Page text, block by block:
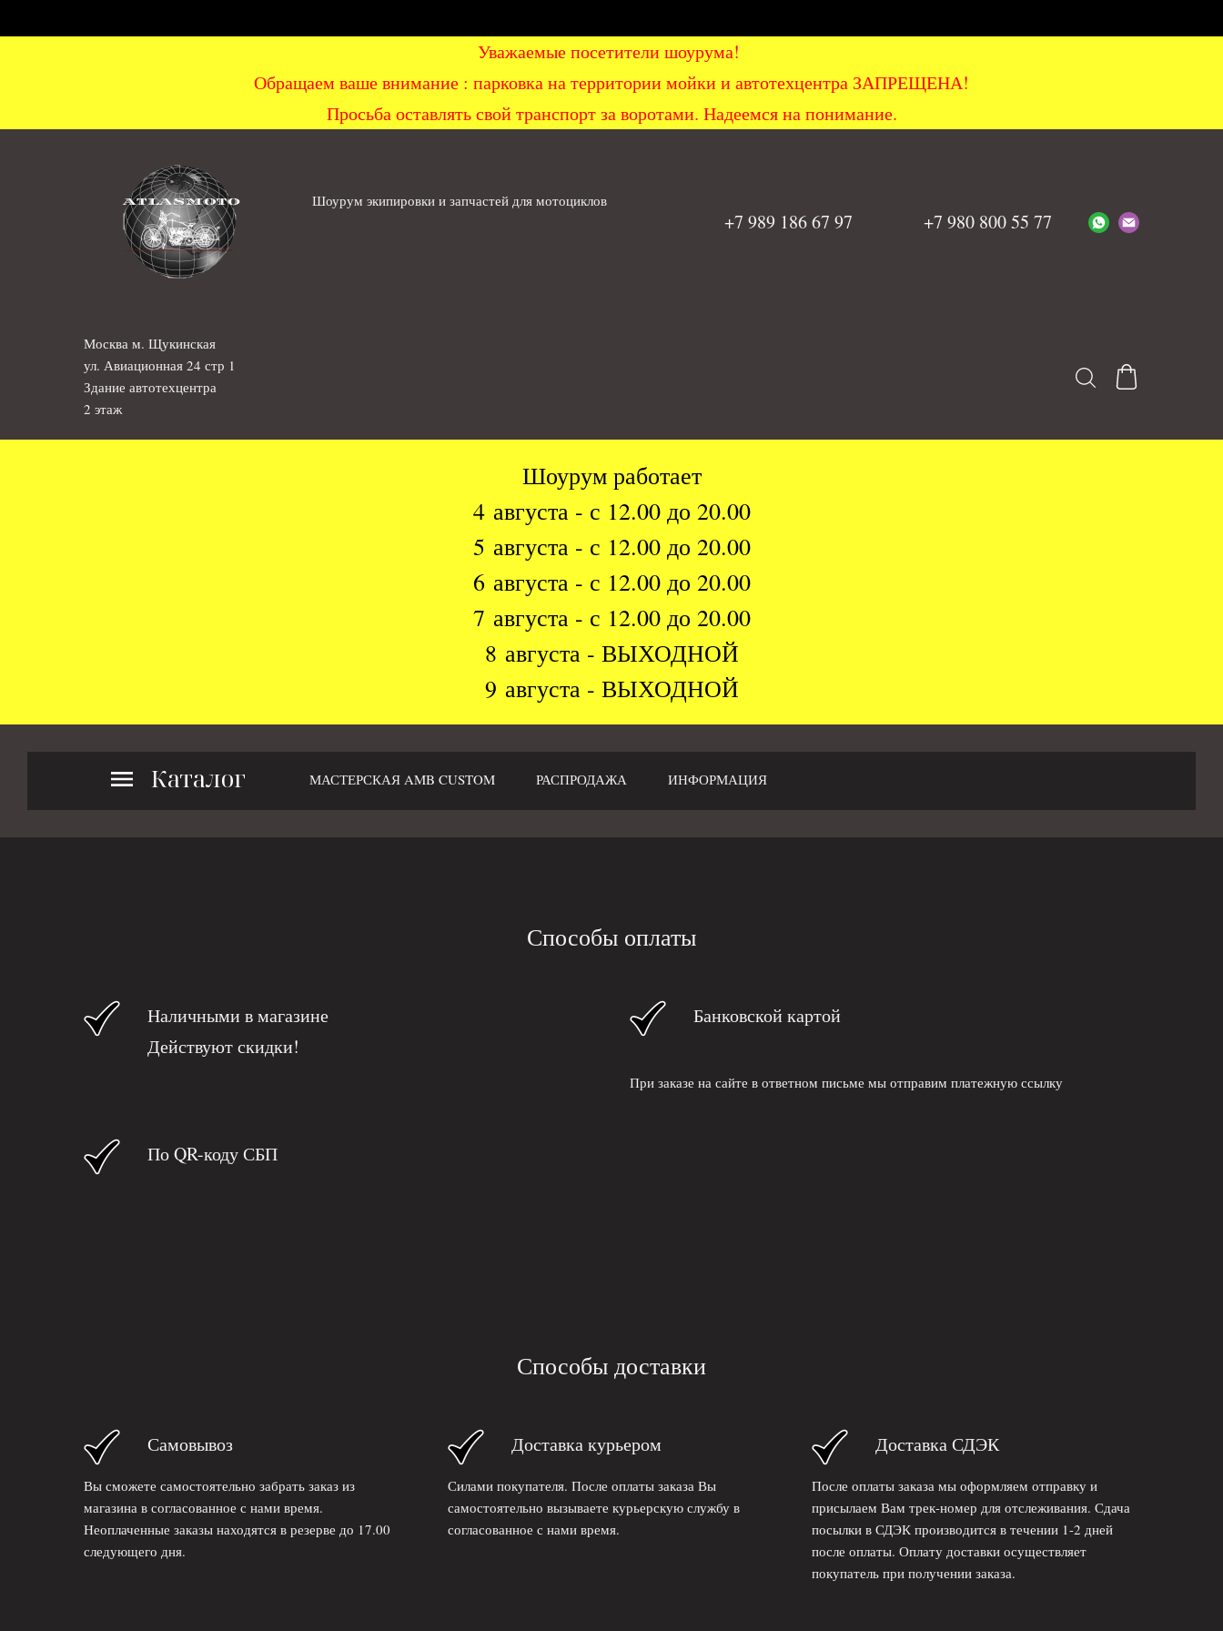
Уважаемые посетители шоурума!
Обращаем ваше внимание : парковка на территории мойки и автотехцентра ЗАПРЕЩЕНА!
Просьба оставлять свой транспорт за воротами. Надеемся на понимание.
Шоурум экипировки и запчастей для мотоциклов
+7 980 800 55 77
+7 989 186 67 97
Москва м. Щукинская
ул. Авиационная 24 стр 1
Здание автотехцентра
2 этаж
Шоурум работает
4 августа - с 12.00 до 20.00
5 августа - с 12.00 до 20.00
6 августа - с 12.00 до 20.00
7 августа - с 12.00 до 20.00
8 августа - ВЫХОДНОЙ
9 августа - ВЫХОДНОЙ
Каталог МАСТЕРСКАЯ AMB CUSTOM РАСПРОДАЖА ИНФОРМАЦИЯ
Способы оплаты
Наличными в магазине
Действуют скидки!
Банковской картой
При заказе на сайте в ответном письме мы отправим платежную ссылку
По QR-коду СБП
Способы доставки
Самовывоз
Вы сможете самостоятельно забрать заказ из
магазина в согласованное с нами время.
Неоплаченные заказы находятся в резерве до 17.00
следующего дня.
Доставка курьером
Силами покупателя. После оплаты заказа Вы
самостоятельно вызываете курьерскую службу в
согласованное с нами время.
Доставка СДЭК
После оплаты заказа мы оформляем отправку и
присылаем Вам трек-номер для отслеживания. Сдача
посылки в СДЭК производится в течении 1-2 дней
после оплаты. Оплату доставки осуществляет
покупатель при получении заказа.